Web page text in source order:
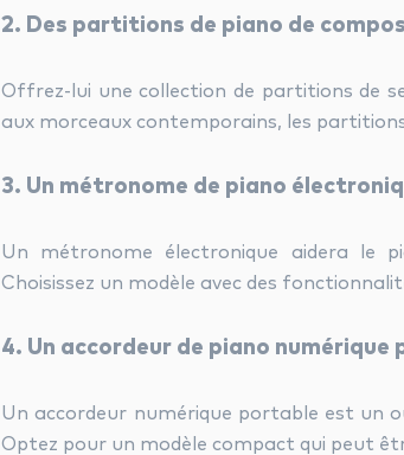
2. Des partitions de piano de
Offrez-lui une collection de partitions de
aux morceaux contemporains, les
3. Un métronome de piano
Un métronome électronique aidera le
Choisissez un modèle avec des
4. Un accordeur de piano numérique
Un accordeur numérique portable est un
Optez pour un modèle compact qui peut